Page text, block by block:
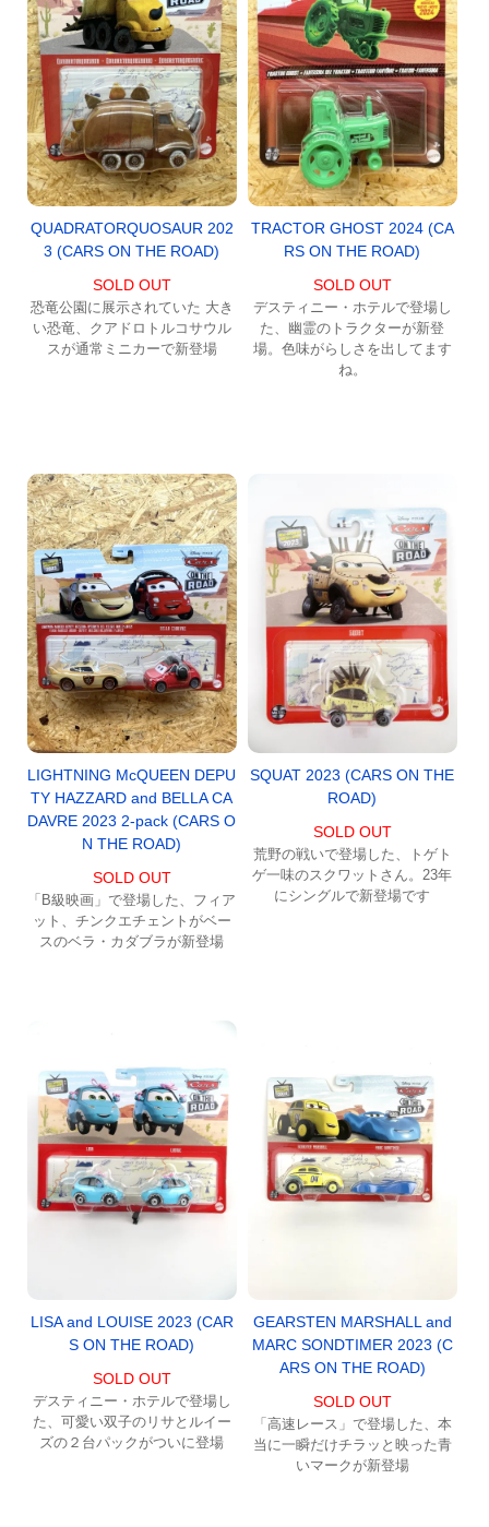
QUADRATORQUOSAUR 202
3 (CARS ON THE ROAD)
SOLD OUT
恐竜公園に展示されていた 大き
い恐竜、クアドロトルコサウル
スが通常ミニカーで新登場
TRACTOR GHOST 2024 (CA
RS ON THE ROAD)
SOLD OUT
デスティニー・ホテルで登場し
た、幽霊のトラクターが新登
場。色味がらしさを出してます
ね。
LIGHTNING McQUEEN DEPU
TY HAZZARD and BELLA CA
DAVRE 2023 2-pack (CARS O
N THE ROAD)
SOLD OUT
「B級映画」で登場した、フィア
ット、チンクエチェントがベー
スのベラ・カダブラが新登場
SQUAT 2023 (CARS ON THE
ROAD)
SOLD OUT
荒野の戦いで登場した、トゲト
ゲ一味のスクワットさん。23年
にシングルで新登場です
LISA and LOUISE 2023 (CAR
S ON THE ROAD)
SOLD OUT
デスティニー・ホテルで登場し
た、可愛い双子のリサとルイー
ズの２台パックがついに登場
GEARSTEN MARSHALL and
MARC SONDTIMER 2023 (C
ARS ON THE ROAD)
SOLD OUT
「高速レース」で登場した、本
当に一瞬だけチラッと映った青
いマークが新登場